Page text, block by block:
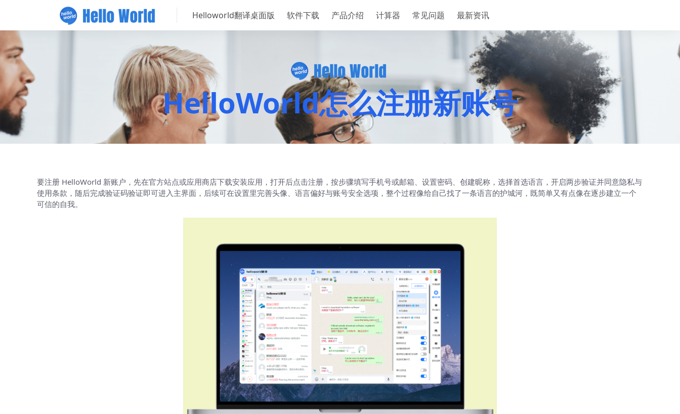
Helloworld翻译桌面版 软件下载 产品介绍 计算器 常见问题 最新资讯
HelloWorld怎么注册新账号
要注册 HelloWorld 新账户，先在官方站点或应用商店下载安装应用，打开后点击注册，按步骤填写手机号或邮箱、设置密码、创建昵称，选择首选语言，开启两步验证并同意隐私与
使用条款，随后完成验证码验证即可进入主界面，后续可在设置里完善头像、语言偏好与账号安全选项，整个过程像给自己找了一条语言的护城河，既简单又有点像在逐步建立一个
可信的自我。